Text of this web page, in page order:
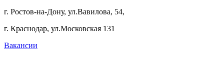
г. Ростов-на-Дону, ул.Вавилова, 54,
г. Краснодар, ул.Московская 131
Вакансии